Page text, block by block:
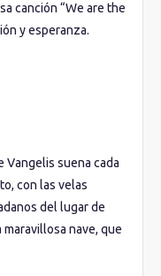
canción “We are the
y esperanza.
Vangelis suena cada
con las velas
del lugar de
nave, que